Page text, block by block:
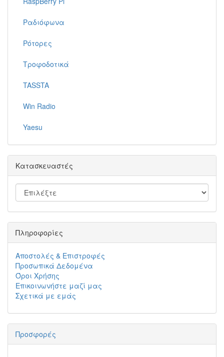
Ραδιόφωνα
Ρότορες
Τροφοδοτικά
TASSTA
Win Radio
Yaesu
Κατασκευαστές
Πληροφορίες
Αποστολές & Επιστροφές
Προσωπικά Δεδομένα
Όροι Χρήσης
Επικοινωνήστε μαζί μας
Σχετικά με εμάς
Προσφορές